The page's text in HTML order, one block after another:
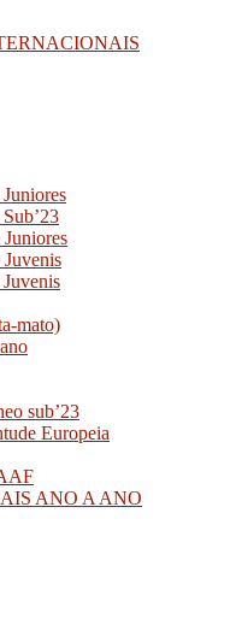
mato)
sub’23
Europeia
ANO A ANO